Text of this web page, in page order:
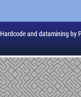
Hardcode and datamining by